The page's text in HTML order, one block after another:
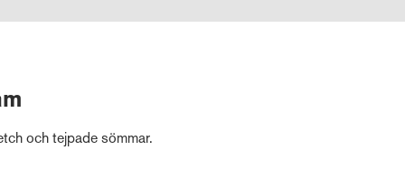
och tejpade sömmar.